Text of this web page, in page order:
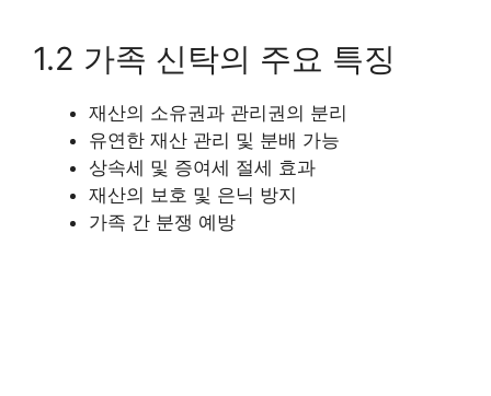
1.2 가족 신탁의 주요 특징
재산의 소유권과 관리권의 분리
유연한 재산 관리 및 분배 가능
상속세 및 증여세 절세 효과
재산의 보호 및 은닉 방지
가족 간 분쟁 예방